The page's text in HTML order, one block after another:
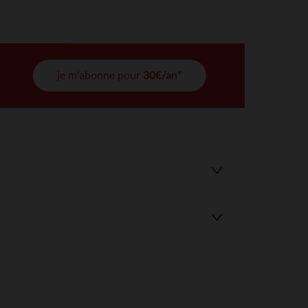
je m'abonne pour 30€/an*